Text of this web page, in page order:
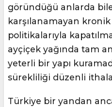
göründüğü anlarda
karşılanamayan
politikalarıyla
ayçiçek yağında tam
yeterli bir yapı
sürekliliği düzenli
Türkiye bir yandan